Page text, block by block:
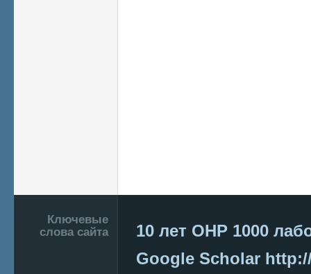
Подвал
Ключевые
слова сайта
10 лет ОНР 1000
Google Scholar